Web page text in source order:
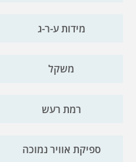
מידות ע-ר-ג
משקל
רמת רעש
ספיקת אוויר נמוכה